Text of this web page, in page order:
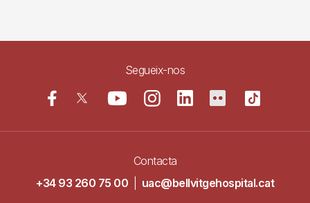
Segueix-nos
Contacta
+34 93 260 75 00
uac@bellvitgehospital.cat